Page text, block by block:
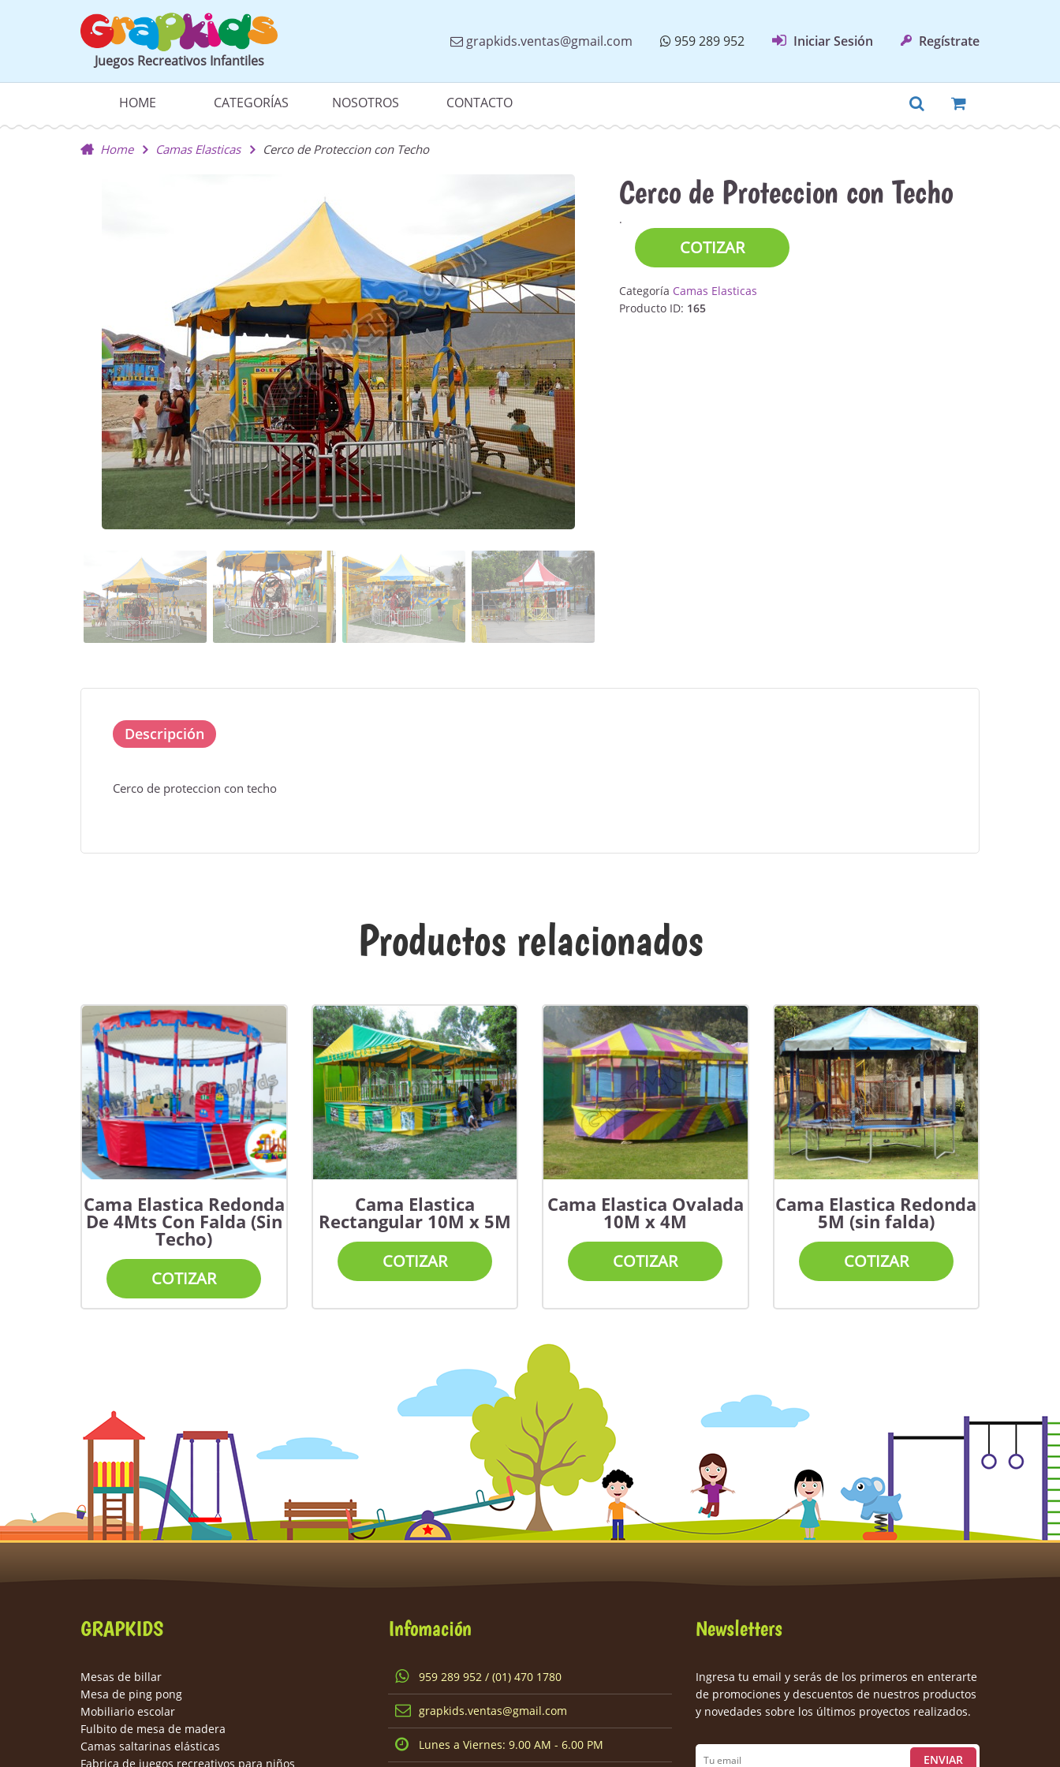
Juegos Recreativos Infantiles
grapkids.ventas@gmail.com 959 289 952 Iniciar Sesión Regístrate
HOME CATEGORÍAS NOSOTROS CONTACTO
Home Camas Elasticas Cerco de Proteccion con Techo
Cerco de Proteccion con Techo
.
COTIZAR
Categoría Camas Elasticas
Producto ID: 165
Descripción
Cerco de proteccion con techo
Productos relacionados
Cama Elastica Redonda
De 4Mts Con Falda (Sin
Techo)
COTIZAR
Cama Elastica
Rectangular 10M x 5M
COTIZAR
Cama Elastica Ovalada
10M x 4M
COTIZAR
Cama Elastica Redonda
5M (sin falda)
COTIZAR
GRAPKIDS
Mesas de billar
Mesa de ping pong
Mobiliario escolar
Fulbito de mesa de madera
Camas saltarinas elásticas
Fabrica de juegos recreativos para niños
Infomación
959 289 952 / (01) 470 1780
grapkids.ventas@gmail.com
Lunes a Viernes: 9.00 AM - 6.00 PM
Newsletters
Ingresa tu email y serás de los primeros en enterarte
de promociones y descuentos de nuestros productos
y novedades sobre los últimos proyectos realizados.
ENVIAR